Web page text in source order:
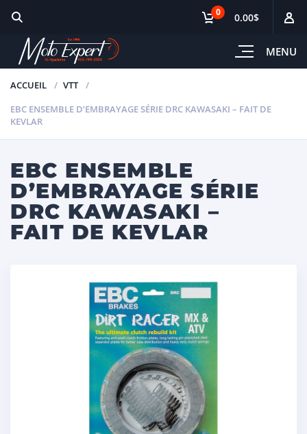
MENU
0 0.00$
ACCUEIL
VTT
EBC ENSEMBLE D’EMBRAYAGE SÉRIE DRC KAWASAKI – FAIT DE
KEVLAR
EBC ENSEMBLE
D’EMBRAYAGE SÉRIE
DRC KAWASAKI –
FAIT DE KEVLAR